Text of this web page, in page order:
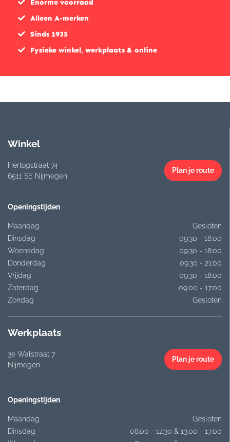
Enorme voorraad
Alleen A-merken
Sinds 1935
Fysieke winkel, werkplaats & online
Winkel
Hertogstraat 74
6511 SE Nijmegen
Plan je route
Openingstijden
Maandag
Gesloten
Dinsdag
09:30 - 18:00
Woensdag
09:30 - 18:00
Donderdag
09:30 - 21:00
Vrijdag
09:30 - 18:00
Zaterdag
09:00 - 17:00
Zondag
Gesloten
Werkplaats
3e Walstraat 7
Nijmegen
Plan je route
Openingstijden
Maandag
Gesloten
Dinsdag
08:00 - 12:30 & 13:00 - 17:00